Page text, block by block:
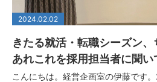
2024.02.02
きたる就活・転職シーズン
あれこれを採用担当者に聞い
こんにちは。経営企画室の伊藤です